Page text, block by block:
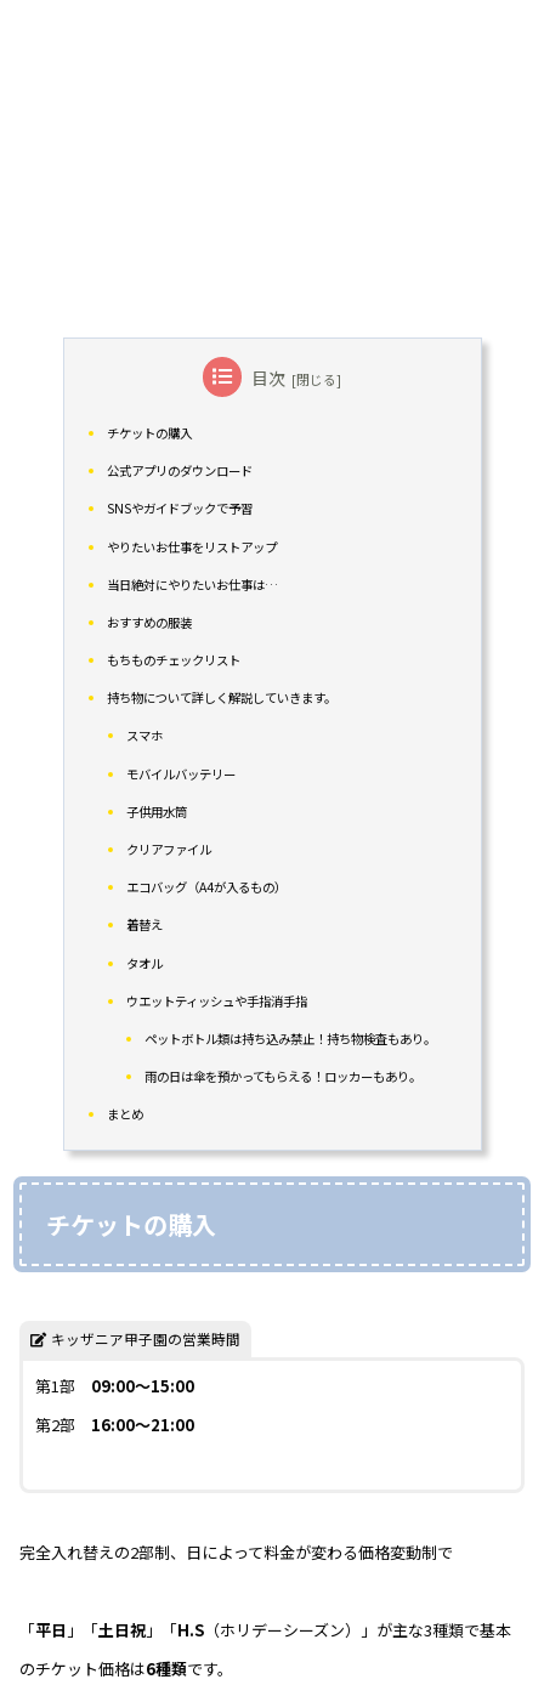
目次
チケットの購入
公式アプリのダウンロード
SNSやガイドブックで予習
やりたいお仕事をリストアップ
当日絶対にやりたいお仕事は…
おすすめの服装
もちものチェックリスト
持ち物について詳しく解説していきます。
スマホ
モバイルバッテリー
子供用水筒
クリアファイル
エコバッグ（A4が入るもの）
着替え
タオル
ウエットティッシュや手指消手指
ペットボトル類は持ち込み禁止！持ち物検査もあり。
雨の日は傘を預かってもらえる！ロッカーもあり。
まとめ
チケットの購入
キッザニア甲子園の営業時間
第1部 09:00～15:00
第2部 16:00～21:00
完全入れ替えの2部制、日によって料金が変わる価格変動制で
「平日 」「土日祝」「H.S （ホリデーシーズン）」が主な3種類で基本
のチケット価格は6種類です。